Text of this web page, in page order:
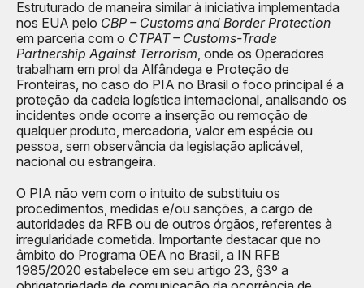
Estruturado de maneira similar à iniciativa implementada
nos EUA pelo CBP – Customs and Border Protection
em parceria com o CTPAT – Customs-Trade
Partnership Against Terrorism, onde os Operadores
trabalham em prol da Alfândega e Proteção de
Fronteiras, no caso do PIA no Brasil o foco principal é a
proteção da cadeia logística internacional, analisando os
incidentes onde ocorre a inserção ou remoção de
qualquer produto, mercadoria, valor em espécie ou
pessoa, sem observância da legislação aplicável,
nacional ou estrangeira.
O PIA não vem com o intuito de substituiu os
procedimentos, medidas e/ou sanções, a cargo de
autoridades da RFB ou de outros órgãos, referentes à
irregularidade cometida. Importante destacar que no
âmbito do Programa OEA no Brasil, a IN RFB
1985/2020 estabelece em seu artigo 23, §3º a